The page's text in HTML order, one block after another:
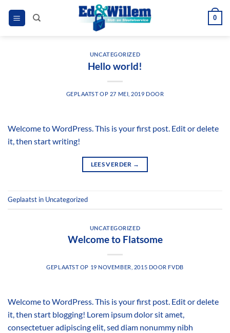
naar
0
UNCATEGORIZED
Hello world!
GEPLAATST OP 27 MEI, 2019 DOOR
Welcome to WordPress. This is your first post. Edit or delete
it, then start writing!
LEES VERDER →
Geplaatst in Uncategorized
UNCATEGORIZED
Welcome to Flatsome
GEPLAATST OP 19 NOVEMBER, 2015 DOOR FVDB
Welcome to WordPress. This is your first post. Edit or delete
it, then start blogging! Lorem ipsum dolor sit amet,
consectetuer adipiscing elit, sed diam nonummy nibh